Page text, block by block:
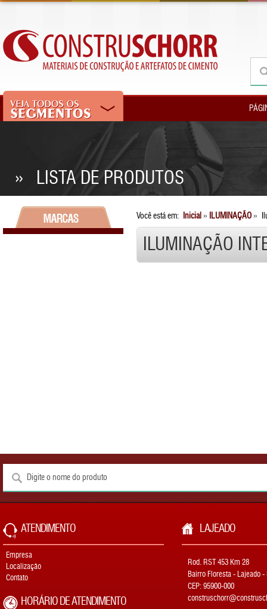
» LISTA DE PRODUTOS
Você está em: Inicial » ILUMINAÇÃO »
ILUMINAÇÃO
ATENDIMENTO
Empresa
Localização
Contato
HORÁRIO DE ATENDIMENTO
LAJEADO
Rod. RST 453 Km 28
Bairro Floresta - Lajeado -
CEP: 95900-000